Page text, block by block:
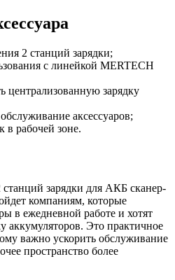
2 станций зарядки;
с линейкой MERTECH
централизованную зарядку
аксессуаров;
в рабочей зоне.
зарядки для АКБ сканер-
компаниям, которые
в ежедневной работе и хотят
аккумуляторов. Это практичное
важно ускорить обслуживание
пространство более